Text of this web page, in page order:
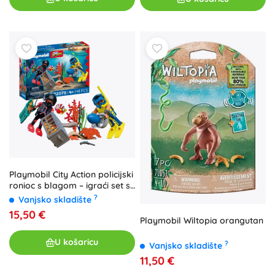
Playmobil City Action policijski
ronioc s blagom – igraći set s
figuricama i dodacima
Vanjsko skladište ?
15,50 €
U košaricu
Playmobil Wiltopia orangutan
Vanjsko skladište ?
11,50 €